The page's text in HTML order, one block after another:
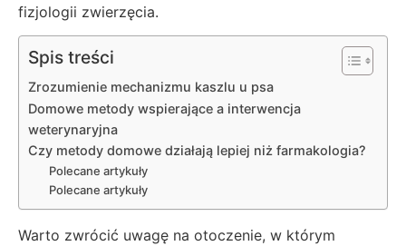
fizjologii zwierzęcia.
Spis treści
Zrozumienie mechanizmu kaszlu u psa
Domowe metody wspierające a interwencja
weterynaryjna
Czy metody domowe działają lepiej niż farmakologia?
Polecane artykuły
Polecane artykuły
Warto zwrócić uwagę na otoczenie, w którym